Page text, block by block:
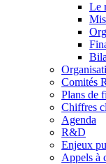
Le
Comités
Plans de
Chiffres
Agenda
R&D
Enjeux
Appels à